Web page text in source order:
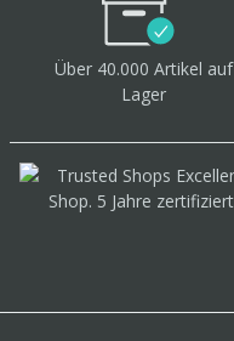
Über 40.000 Artikel auf
Lager